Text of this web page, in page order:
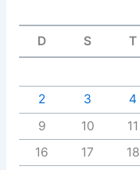
D S T
2
3 4
9
10 11
16
17 18